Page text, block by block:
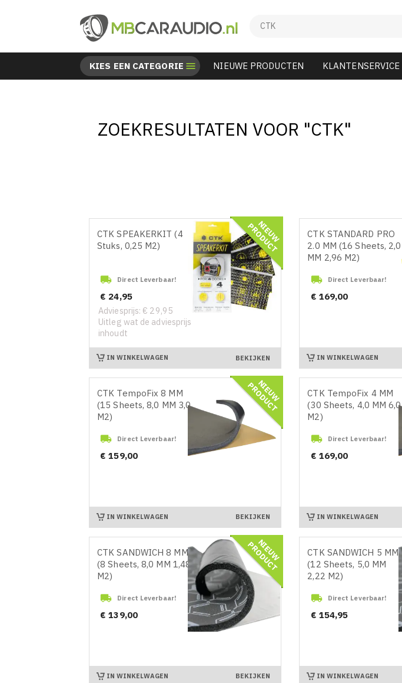
KIES EEN CATEGORIE  NIEUWE PRODUCTEN KLANTENSERVICE
ZOEKRESULTATEN VOOR "CTK"
CTK SPEAKERKIT (4
Stuks, 0,25 M2)
 Direct Leverbaar!
Prijs
€ 24,95
Adviesprijs: € 29,95
Uitleg wat de adviesprijs
inhoudt
N
I
E
U
W
P
R
O
D
U
C
T
IN WINKELWAGEN BEKIJKEN
CTK STANDARD PRO
2.0 MM (16 Sheets, 2,0
MM 2,96 M2)
 Direct Leverbaar!
Prijs
€ 169,00
IN WINKELWAGEN
CTK TempoFix 8 MM
(15 Sheets, 8,0 MM 3,0
M2)
 Direct Leverbaar!
Prijs
€ 159,00
N
I
E
U
W
P
R
O
D
U
C
T
IN WINKELWAGEN BEKIJKEN
CTK TempoFix 4 MM
(30 Sheets, 4,0 MM 6,0
M2)
 Direct Leverbaar!
Prijs
€ 169,00
IN WINKELWAGEN
CTK SANDWICH 8 MM
(8 Sheets, 8,0 MM 1,48
M2)
 Direct Leverbaar!
Prijs
€ 139,00
N
I
E
U
W
P
R
O
D
U
C
T
IN WINKELWAGEN BEKIJKEN
CTK SANDWICH 5 MM
(12 Sheets, 5,0 MM
2,22 M2)
 Direct Leverbaar!
Prijs
€ 154,95
IN WINKELWAGEN